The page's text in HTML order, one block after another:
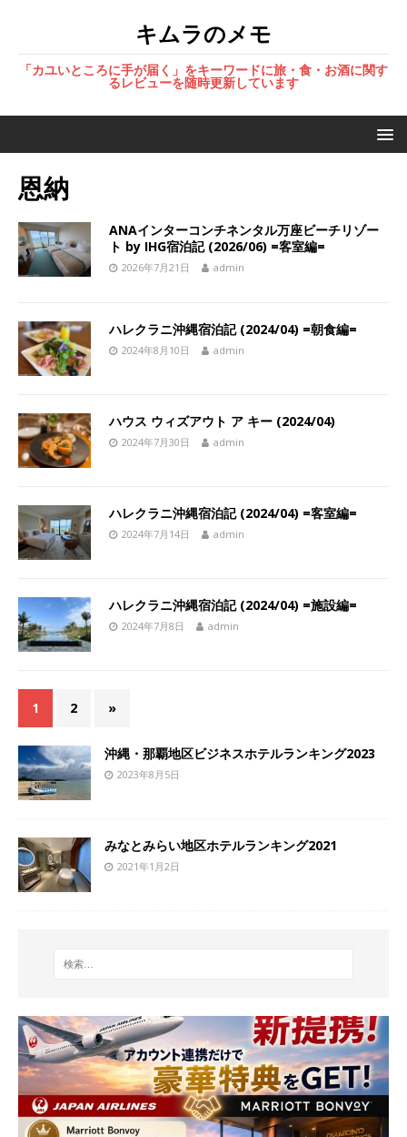
キムラのメモ
「カユいところに手が届く」をキーワードに旅・食・お酒に関す
るレビューを随時更新しています
恩納
ANAインターコンチネンタル万座ビーチリゾー
ト by IHG宿泊記 (2026/06) =客室編=
2026年7月21日 admin
ハレクラニ沖縄宿泊記 (2024/04) =朝食編=
2024年8月10日 admin
ハウス ウィズアウト ア キー (2024/04)
2024年7月30日 admin
ハレクラニ沖縄宿泊記 (2024/04) =客室編=
2024年7月14日 admin
ハレクラニ沖縄宿泊記 (2024/04) =施設編=
2024年7月8日 admin
1 2 »
沖縄・那覇地区ビジネスホテルランキング2023
2023年8月5日
みなとみらい地区ホテルランキング2021
2021年1月2日